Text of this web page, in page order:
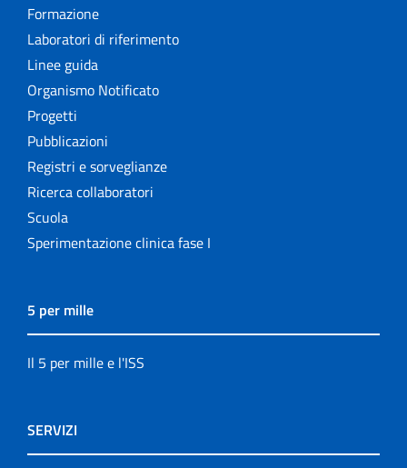
Formazione
Laboratori di riferimento
Linee guida
Organismo Notificato
Progetti
Pubblicazioni
Registri e sorveglianze
Ricerca collaboratori
Scuola
Sperimentazione clinica fase I
5 per mille
Il 5 per mille e l'ISS
SERVIZI